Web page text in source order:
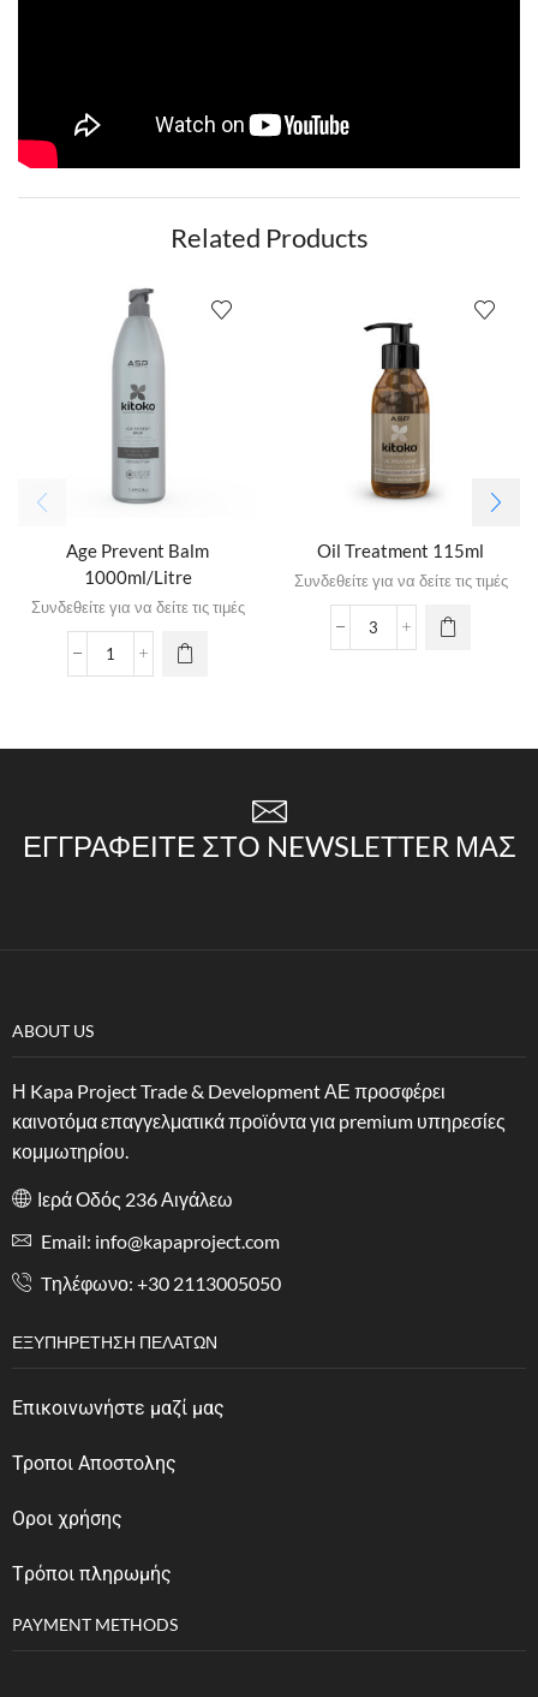
Related Products
Age Prevent Balm
1000ml/Litre
Συνδεθείτε για να δείτε τις τιμές
Oil Treatment 115ml
Συνδεθείτε για να δείτε τις τιμές
ΕΓΓΡΑΦΕΊΤΕ ΣΤΟ NEWSLETTER ΜΑΣ
ABOUT US
Η Kapa Project Trade & Development ΑΕ προσφέρει
καινοτόμα επαγγελματικά προϊόντα για premium υπηρεσίες
κομμωτηρίου.
Ιερά Οδός 236 Αιγάλεω
Email: info@kapaproject.com
Tηλέφωνο: +30 2113005050
ΕΞΥΠΗΡΈΤΗΣΗ ΠΕΛΑΤΏΝ
Επικοινωνήστε μαζί μας
Τροποι Αποστολης
Οροι χρήσης
Tρόποι πληρωμής
PAYMENT METHODS